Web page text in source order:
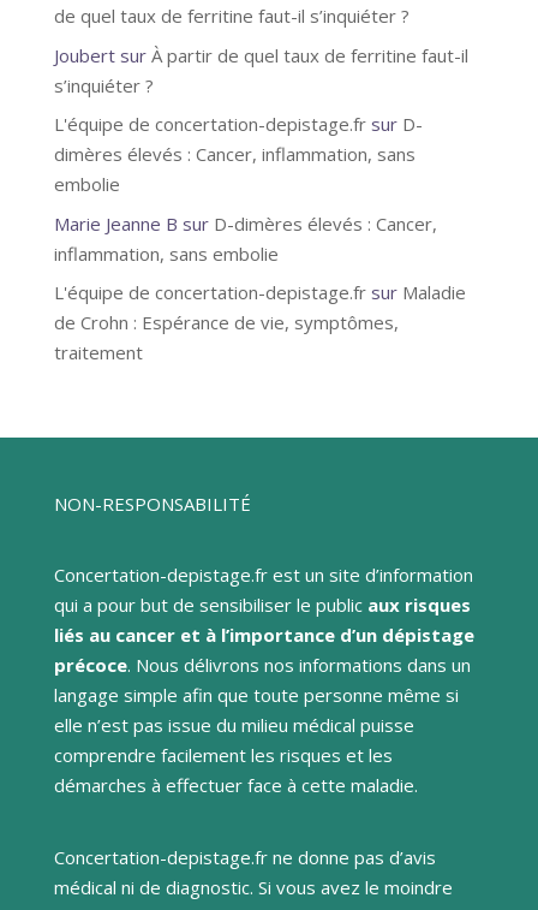
de quel taux de ferritine faut-il s’inquiéter ?
Joubertsur À partir de quel taux de ferritine faut-il
s’inquiéter ?
L'équipe de concertation-depistage.frsur D-
dimères élevés : Cancer, inflammation, sans
embolie
Marie Jeanne B sur D-dimères élevés : Cancer,
inflammation, sans embolie
L'équipe de concertation-depistage.frsur Maladie
de Crohn : Espérance de vie, symptômes,
traitement
NON-RESPONSABILITÉ
Concertation-depistage.fr est un site d’information
qui a pour but de sensibiliser le public aux risques
liés au cancer et à l’importance d’un dépistage
précoce. Nous délivrons nos informations dans un
langage simple afin que toute personne même si
elle n’est pas issue du milieu médical puisse
comprendre facilement les risques et les
démarches à effectuer face à cette maladie.
Concertation-depistage.fr ne donne pas d’avis
médical ni de diagnostic. Si vous avez le moindre